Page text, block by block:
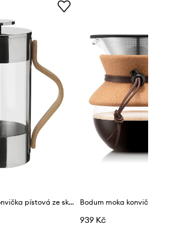
Stelton moka konvička pístová ze skla 1 l
939 Kč